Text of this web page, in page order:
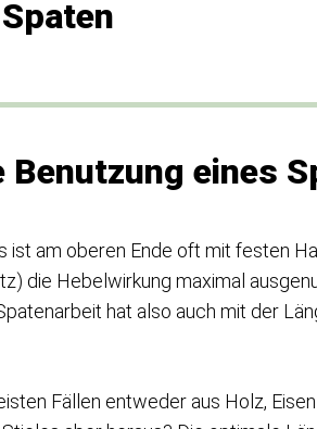
Benutzung eines
ist am oberen Ende oft mit festen
die Hebelwirkung maximal
hat also auch mit der
Fällen entweder aus Holz,